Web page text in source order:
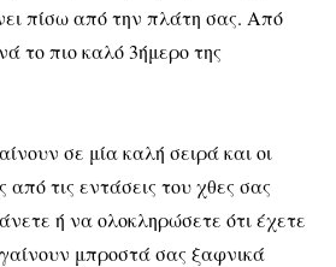
πίσω από την πλάτη σας. Από
το πιο καλό 3ήμερο της
σε μία καλή σειρά και οι
τις εντάσεις του χθες σας
ή να ολοκληρώσετε ότι έχετε
μπροστά σας ξαφνικά